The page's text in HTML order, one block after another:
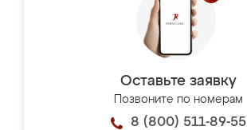
Оставьте заявку
Позвоните по номерам
8 (800) 511-89-55